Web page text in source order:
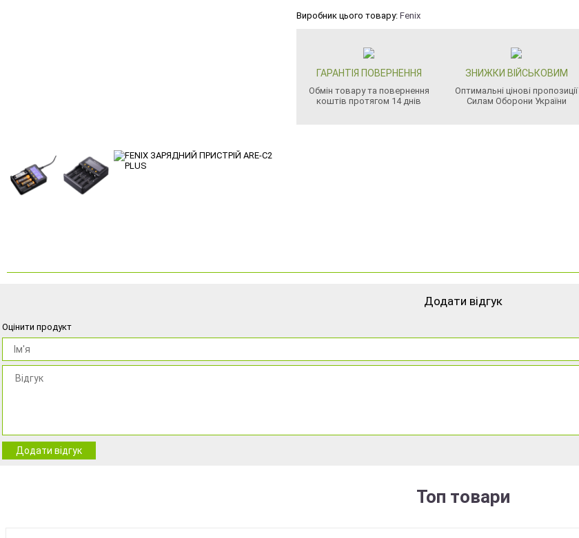
Виробник цього товару: Fenix
ГАРАНТІЯ ПОВЕРНЕННЯ
Обмін товару та повернення
коштів протягом 14 днів
ЗНИЖКИ ВІЙСЬКОВИМ
Оптимальні цінові пропозиції
Силам Оборони України
Додати відгук
Оцінити продукт
Додати відгук
Топ товари